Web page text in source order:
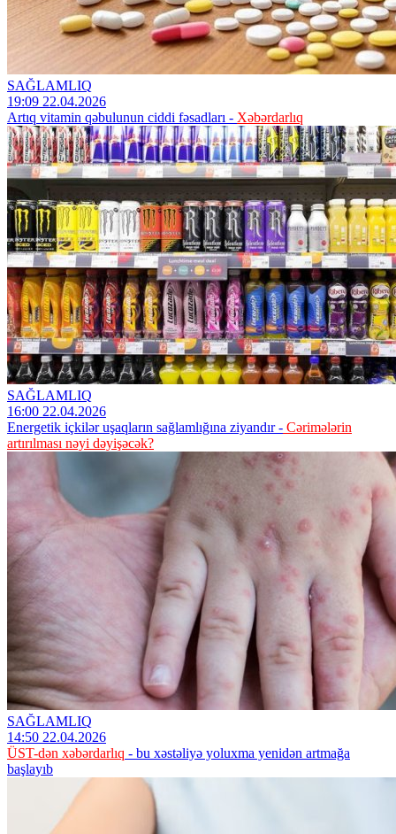
SAĞLAMLIQ
19:09 22.04.2026
Artıq vitamin qəbulunun ciddi fəsadları - Xəbərdarlıq
SAĞLAMLIQ
16:00 22.04.2026
Energetik içkilər uşaqların sağlamlığına ziyandır - Cərimələrin
artırılması nəyi dəyişəcək?
SAĞLAMLIQ
14:50 22.04.2026
ÜST-dən xəbərdarlıq - bu xəstəliyə yoluxma yenidən artmağa
başlayıb